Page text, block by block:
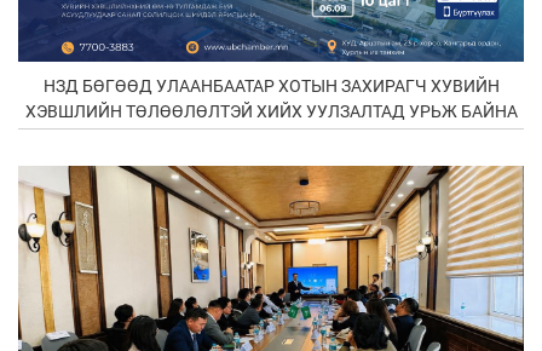
НЗД БӨГӨӨД УЛААНБААТАР ХОТЫН ЗАХИРАГЧ ХУВИЙН
ХЭВШЛИЙН ТӨЛӨӨЛӨЛТЭЙ ХИЙХ УУЛЗАЛТАД УРЬЖ БАЙНА